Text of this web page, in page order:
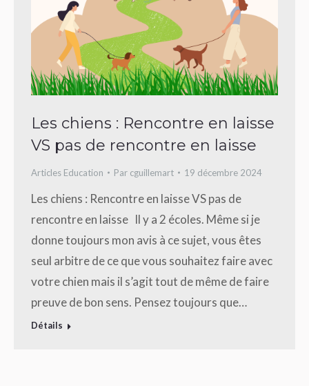
Les chiens : Rencontre en laisse
VS pas de rencontre en laisse
Articles Education Par cguillemart 19 décembre 2024
Les chiens : Rencontre en laisse VS pas de
rencontre en laisse Il y a 2 écoles. Même si je
donne toujours mon avis à ce sujet, vous êtes
seul arbitre de ce que vous souhaitez faire avec
votre chien mais il s’agit tout de même de faire
preuve de bon sens. Pensez toujours que…
Détails